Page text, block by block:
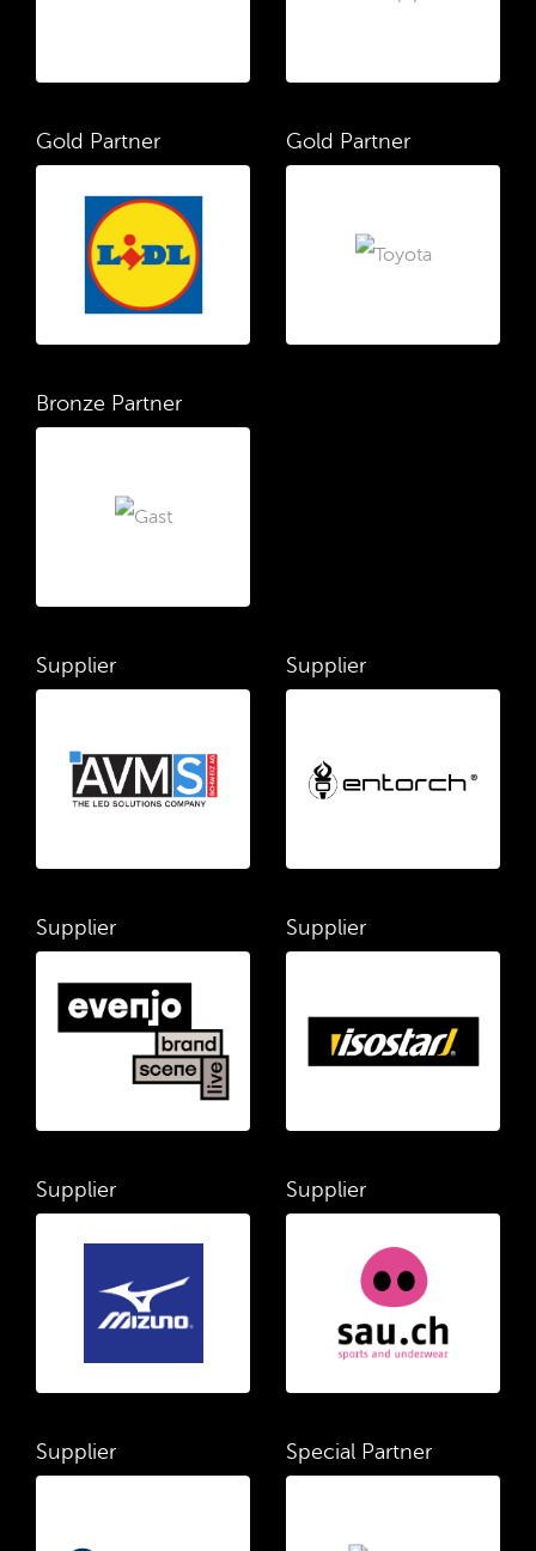
Gold Partner Gold Partner
Bronze Partner
Supplier Supplier
Supplier Supplier
Supplier Supplier
Supplier Special Partner